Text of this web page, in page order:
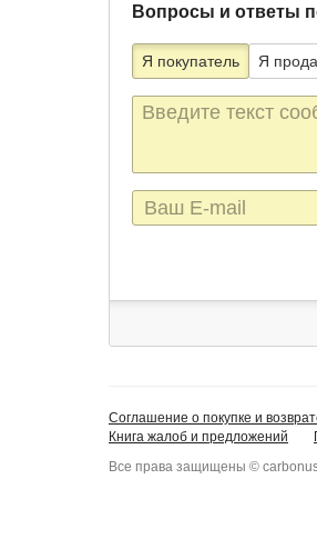
Вопросы и ответы
Я покупатель Я
Текст
сообщения
E-
mail
Соглашение о покупке и
Книга жалоб и предложений
Все права защищены ©